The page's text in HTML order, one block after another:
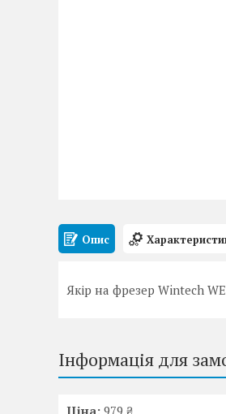
Опис
Якір на фрезер Wintech
Інформація для
Ціна: 979 ₴